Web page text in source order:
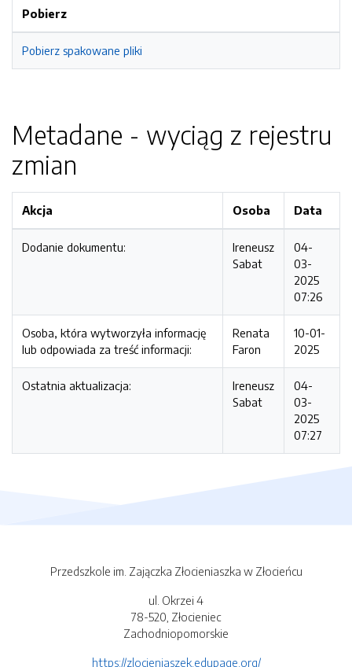
Pobierz
Pobierz spakowane pliki
Metadane - wyciąg z rejestru
zmian
Akcja Osoba Data
Dodanie dokumentu:
Ireneusz
Sabat
04-
03-
2025
07:26
Osoba, która wytworzyła informację
lub odpowiada za treść informacji:
Renata
Faron
10-01-
2025
Ostatnia aktualizacja:
Ireneusz
Sabat
04-
03-
2025
07:27
Przedszkole im. Zajączka Złocieniaszka w Złocieńcu
ul. Okrzei 4
78-520, Złocieniec
Zachodniopomorskie
https://zlocieniaszek.edupage.org/